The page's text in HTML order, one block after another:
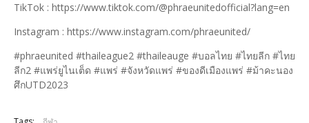
TikTok : https://www.tiktok.com/@phraeunitedofficial?lang=en
Instagram : https://www.instagram.com/phraeunited/
#phraeunited #thaileague2 #thaileauge #บอลไทย #ไทยลีก #ไทย
ลีก2 #แพร่ยูไนเต็ด #แพร่ #จังหวัดแพร่ #ของดีเมืองแพร่ #ม้าคะนอง
ศึกUTD2023